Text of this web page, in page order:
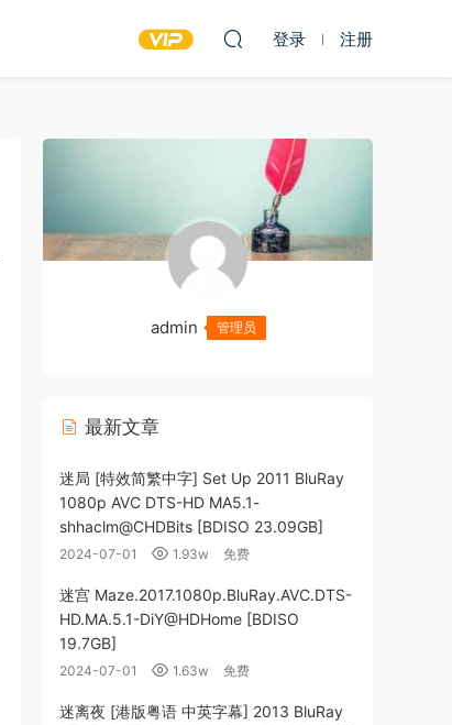
登录 注册
admin 管理员
最新文章
迷局 [特效简繁中字] Set Up 2011 BluRay
1080p AVC DTS-HD MA5.1-
shhaclm@CHDBits [BDISO 23.09GB]
2024-07-01 1.93w 免费
迷宫 Maze.2017.1080p.BluRay.AVC.DTS-
HD.MA.5.1-DiY@HDHome [BDISO
19.7GB]
2024-07-01 1.63w 免费
迷离夜 [港版粤语 中英字幕] 2013 BluRay